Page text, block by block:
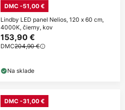
DMC -51,00 €
Lindby LED panel Nelios, 120 x 60 cm,
4000K, čierny, kov
153,90 €
DMC204,90 €
Na sklade
DMC -31,00 €